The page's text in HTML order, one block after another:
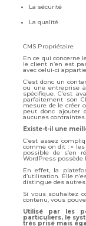
La sécurité
La qualité
CMS Propriétaire
En ce qui concerne
le client n’en est
avec celui-ci
C’est donc un
ou une entreprise
spécifique. C’est
parfaitement son
mesure de le créer
peut donc ajouter
aucunes contraintes.
Existe-t-il une
C’est assez
comme on dit : «
possible de s’en
WordPress
En effet, la
d’utilisation. Elle
distingue des
Si vous souhaitez
contenu, vous
Utilisé par les
particuliers, le
très prisé mais